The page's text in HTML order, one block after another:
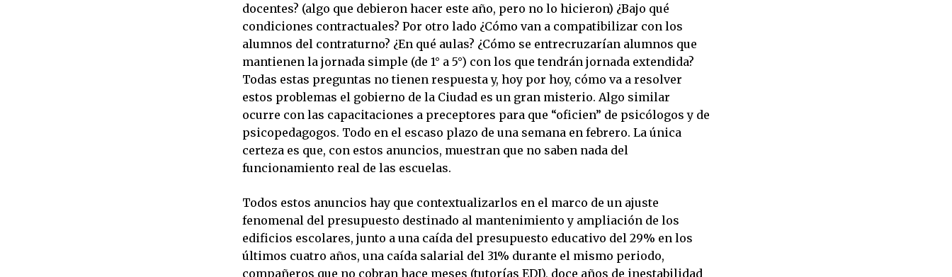
docentes? (algo que debieron hacer este año, pero no lo hicieron) ¿Bajo qué
condiciones contractuales? Por otro lado ¿Cómo van a compatibilizar con los
alumnos del contraturno? ¿En qué aulas? ¿Cómo se entrecruzarían alumnos que
mantienen la jornada simple (de 1° a 5°) con los que tendrán jornada extendida?
Todas estas preguntas no tienen respuesta y, hoy por hoy, cómo va a resolver
estos problemas el gobierno de la Ciudad es un gran misterio. Algo similar
ocurre con las capacitaciones a preceptores para que “oficien” de psicólogos y de
psicopedagogos. Todo en el escaso plazo de una semana en febrero. La única
certeza es que, con estos anuncios, muestran que no saben nada del
funcionamiento real de las escuelas.
Todos estos anuncios hay que contextualizarlos en el marco de un ajuste
fenomenal del presupuesto destinado al mantenimiento y ampliación de los
edificios escolares, junto a una caída del presupuesto educativo del 29% en los
últimos cuatro años, una caída salarial del 31% durante el mismo periodo,
compañeros que no cobran hace meses (tutorías EDI), doce años de inestabilidad